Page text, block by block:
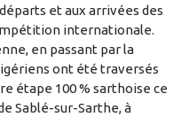
et aux arrivées des
internationale.
en passant par la
ont été traversés
étape 100 % sarthoise ce
Sablé-sur-Sarthe, à